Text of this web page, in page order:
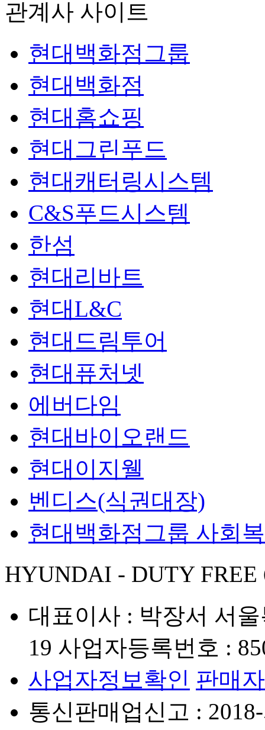
관계사 사이트
현대백화점그룹
현대백화점
현대홈쇼핑
현대그린푸드
현대캐터링시스템
C&S푸드시스템
한섬
현대리바트
현대L&C
현대드림투어
현대퓨처넷
에버다임
현대바이오랜드
현대이지웰
벤디스(식권대장)
현대백화점그룹 사회
HYUNDAI - DUTY FREE
대표이사 : 박장서 서
19 사업자등록번호 :
사업자정보확인 판매
통신판매업신고 :